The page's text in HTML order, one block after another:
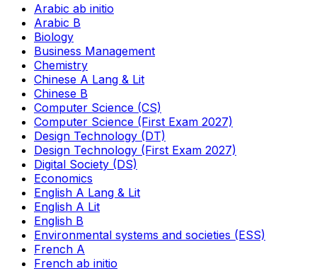
Arabic ab initio
Arabic B
Biology
Business Management
Chemistry
Chinese A Lang & Lit
Chinese B
Computer Science (CS)
Computer Science (First Exam 2027)
Design Technology (DT)
Design Technology (First Exam 2027)
Digital Society (DS)
Economics
English A Lang & Lit
English A Lit
English B
Environmental systems and societies (ESS)
French A
French ab initio